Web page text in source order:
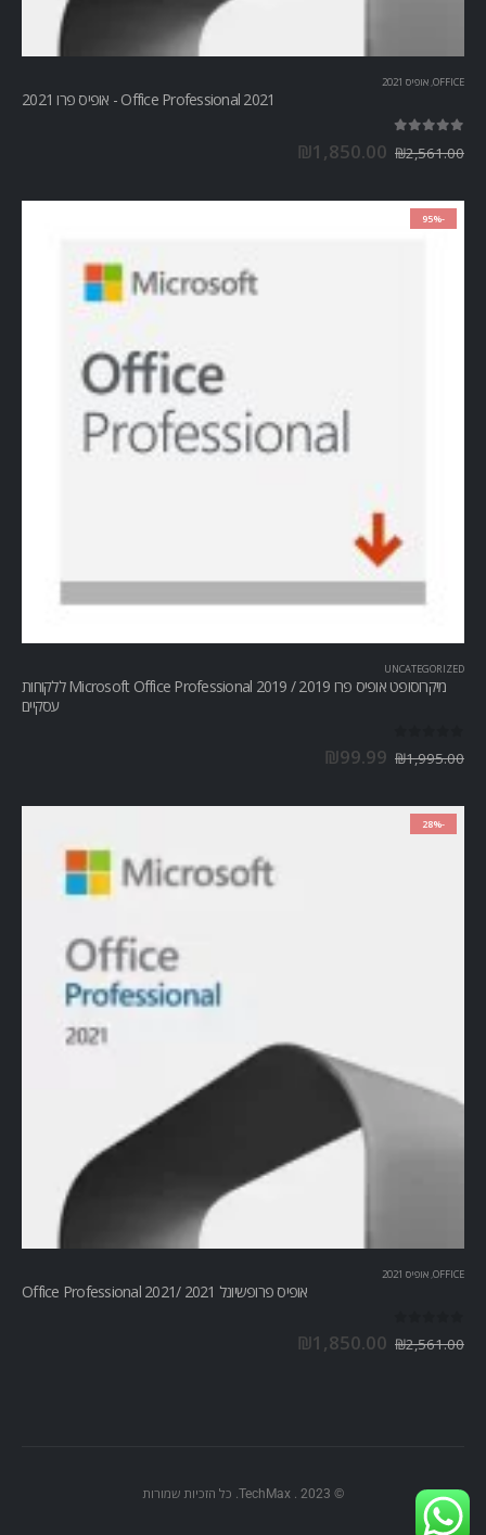
OFFICE
, אופיס 2021
Office Professional 2021 - אופיס פרו 2021
₪2,561.00
₪1,850.00
-95%
UNCATEGORIZED
מיקרוסופט אופיס פרו Microsoft Office Professional 2019 / 2019 ללקוחות
עסקיים
₪1,995.00
₪99.99
-28%
OFFICE
, אופיס 2021
אופיס פרופשיונל 2021 /Office Professional 2021
₪2,561.00
₪1,850.00
© TechMax . 2023. כל הזכיות שמורות